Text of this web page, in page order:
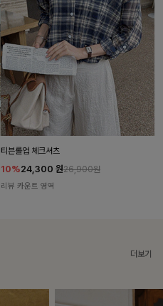
티븐롤업 체크셔츠
10%24,300 원26,900원
리뷰 카운트 영역
더보기